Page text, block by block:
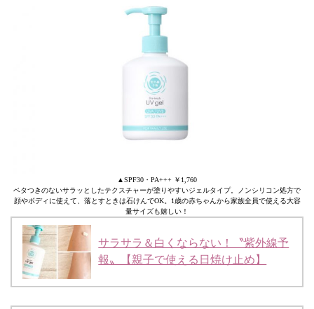
▲SPF30・PA+++ ￥1,760
ベタつきのないサラッとしたテクスチャーが塗りやすいジェルタイプ。ノンシリコン処方で
顔やボディに使えて、落とすときは石けんでOK。1歳の赤ちゃんから家族全員で使える大容
量サイズも嬉しい！
サラサラ＆白くならない！〝紫外線予
報〟【親子で使える日焼け止め】